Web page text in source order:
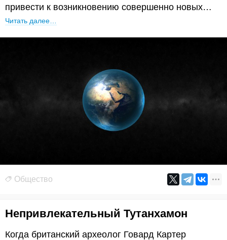
привести к возникновению совершенно новых…
Читать далее…
Общество
Непривлекательный Тутанхамон
Когда британский археолог Говард Картер